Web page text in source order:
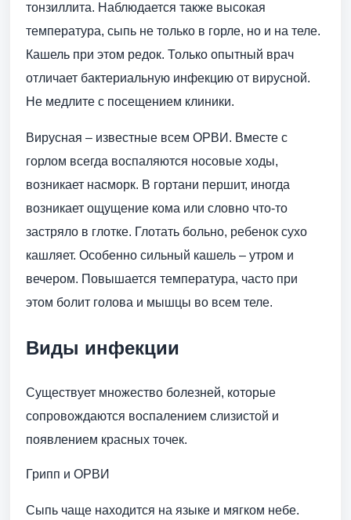
тонзиллита. Наблюдается также высокая
температура, сыпь не только в горле, но и на теле.
Кашель при этом редок. Только опытный врач
отличает бактериальную инфекцию от вирусной.
Не медлите с посещением клиники.
Вирусная – известные всем ОРВИ. Вместе с
горлом всегда воспаляются носовые ходы,
возникает насморк. В гортани першит, иногда
возникает ощущение кома или словно что-то
застряло в глотке. Глотать больно, ребенок сухо
кашляет. Особенно сильный кашель – утром и
вечером. Повышается температура, часто при
этом болит голова и мышцы во всем теле.
Виды инфекции
Существует множество болезней, которые
сопровождаются воспалением слизистой и
появлением красных точек.
Грипп и ОРВИ
Сыпь чаще находится на языке и мягком небе.